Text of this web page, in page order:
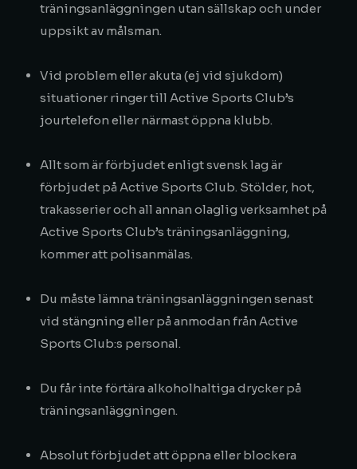
träningsanläggningen utan sällskap och under
uppsikt av målsman.
Vid problem eller akuta (ej vid sjukdom)
situationer ringer till Active Sports Club’s
jourtelefon eller närmast öppna klubb.
Allt som är förbjudet enligt svensk lag är
förbjudet på Active Sports Club. Stölder, hot,
trakasserier och all annan olaglig verksamhet på
Active Sports Club’s träningsanläggning,
kommer att polisanmälas.
Du måste lämna träningsanläggningen senast
vid stängning eller på anmodan från Active
Sports Club:s personal.
Du får inte förtära alkoholhaltiga drycker på
träningsanläggningen.
Absolut förbjudet att öppna eller blockera